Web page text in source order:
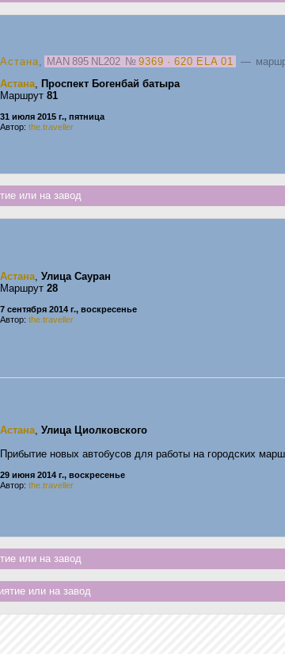
Астана, MAN 895 NL202 № 9369 · 620 ELA 01
—
Астана, Проспект Богенбай батыра
Маршрут 81
31 июля 2015 г., пятница
Автор: the.traveller
или на завод
Астана, Улица Сауран
Маршрут 28
7 сентября 2014 г., воскресенье
Автор: the.traveller
Астана, Улица Циолковского
Прибытие новых автобусов для работы на городских
29 июня 2014 г., воскресенье
Автор: the.traveller
или на завод
или на завод